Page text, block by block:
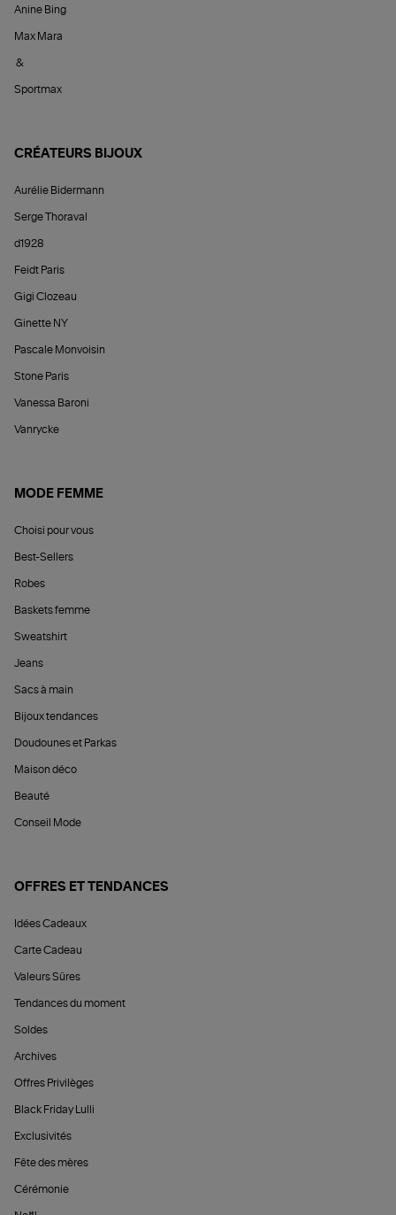
Anine Bing
Max Mara
&
Sportmax
CRÉATEURS BIJOUX
Aurélie Bidermann
Serge Thoraval
d1928
Feidt Paris
Gigi Clozeau
Ginette NY
Pascale Monvoisin
Stone Paris
Vanessa Baroni
Vanrycke
MODE FEMME
Choisi pour vous
Best-Sellers
Robes
Baskets femme
Sweatshirt
Jeans
Sacs à main
Bijoux tendances
Doudounes et Parkas
Maison déco
Beauté
Conseil Mode
OFFRES ET TENDANCES
Idées Cadeaux
Carte Cadeau
Valeurs Sûres
Tendances du moment
Soldes
Archives
Offres Privilèges
Black Friday Lulli
Exclusivités
Fête des mères
Cérémonie